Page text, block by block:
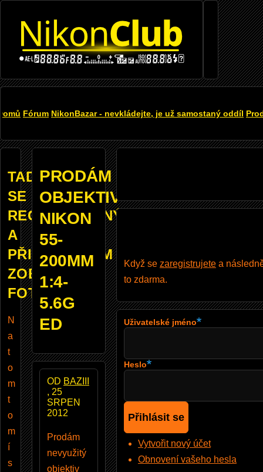
DROBEČKOVÁ
Fórum NikonBazar - nevkládejte, je už samostaný oddíl
TADY
SE
REGISTROVANÝM
A
PŘIHLÁŠENÝM
ZOBRAZUJE
FOTOBAZAR
N
a
t
o
m
t
o
m
í
s
PRODÁM
OBJEKTIV
NIKON
55-
200MM
1:4-
5.6G
ED
OD BAZIII
, 25
SRPEN
2012
Prodám
nevyužitý
objektiv
Když se zaregistrujete a
to zdarma.
Uživatelské jméno
Heslo
Vytvořit nový účet
Obnovení vašeho hesla